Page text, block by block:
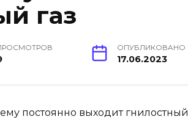
газ
ОПУБЛИКОВАНО
17.06.2023